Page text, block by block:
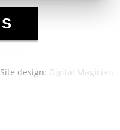
Site design: Digital Magician